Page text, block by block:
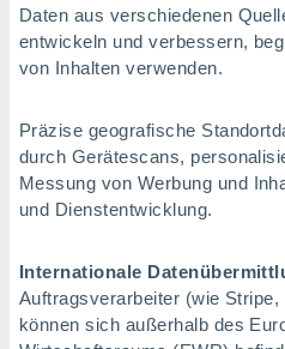
Daten aus verschiedenen
entwickeln und verbessern,
von Inhalten verwenden.
Präzise geografische
durch Gerätescans,
Messung von Werbung und
und Dienstentwicklung.
Internationale
Auftragsverarbeiter (wie Stripe,
können sich außerhalb des